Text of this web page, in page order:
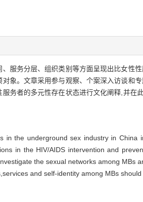
服务分层、组织类别等方面呈现出比女性
象。文章采用参与观察、个案深入访谈和
务者的多元性存在状态进行文化阐释,并在
in the underground sex industry in
in the HIV/AIDS intervention and
the sexual networks among MBs
and self-identity among MBs should